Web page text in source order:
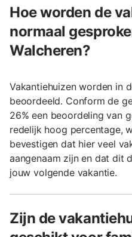
Hoe worden de
normaal
Walcheren?
Vakantiehuizen worden in
beoordeeld. Conform de
26% een beoordeling van
redelijk hoog percentage,
bevestigen dat hier veel
aangenaam zijn en dat dit
jouw volgende vakantie.
Zijn de